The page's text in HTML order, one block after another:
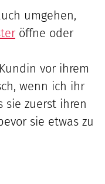
umgehen,
öffne oder
vor ihrem
wenn ich ihr
sie zuerst ihren
sie etwas zu